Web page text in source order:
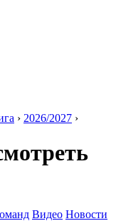
› 2026/2027 ›
Видео Новости